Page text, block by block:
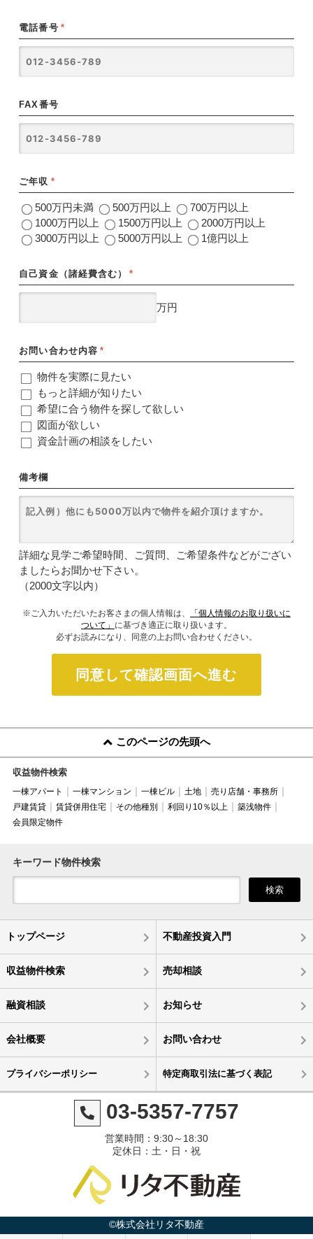
電話番号 *
FAX番号
ご年収 *
500万円未満 500万円以上
700万円以上
1000万円以上
1500万円以上
2000万円以上
3000万円以上
5000万円以上 1億円以上
自己資金（諸経費含む） *
万円
お問い合わせ内容 *
物件を実際に見たい
もっと詳細が知りたい
希望に合う物件を探して欲しい
図面が欲しい
資金計画の相談をしたい
備考欄
詳細な見学ご希望時間、ご質問、ご希望条件などがござい
ましたらお聞かせ下さい。
（2000文字以内）
※ご入力いただいたお客さまの個人情報は、
「個人情報のお取り扱いに
ついて」 に基づき適正に取り扱います。
必ずお読みになり、同意の上お問い合わせください。
同意して確認画面へ進む
このページの先頭へ
収益物件検索
一棟アパート 一棟マンション 一棟ビル 土地
売り店舗・事務所
戸建賃貸
賃貸併用住宅 その他種別 利回り10％以上
築浅物件
会員限定物件
キーワード物件検索
検索
トップページ 不動産投資入門
収益物件検索 売却相談
融資相談 お知らせ
会社概要 お問い合わせ
プライバシーポリシー 特定商取引法に基づく表記
03-5357-7757
営業時間：9:30～18:30
定休日：土・日・祝
©株式会社リタ不動産